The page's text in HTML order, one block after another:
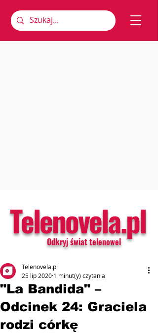
Telenovela.pl
Odkryj świat telenowel
"La Bandida" –
Odcinek 24: Graciela
rodzi córkę
Telenovela.pl
25 lip 2020 1 minut(y) czytania